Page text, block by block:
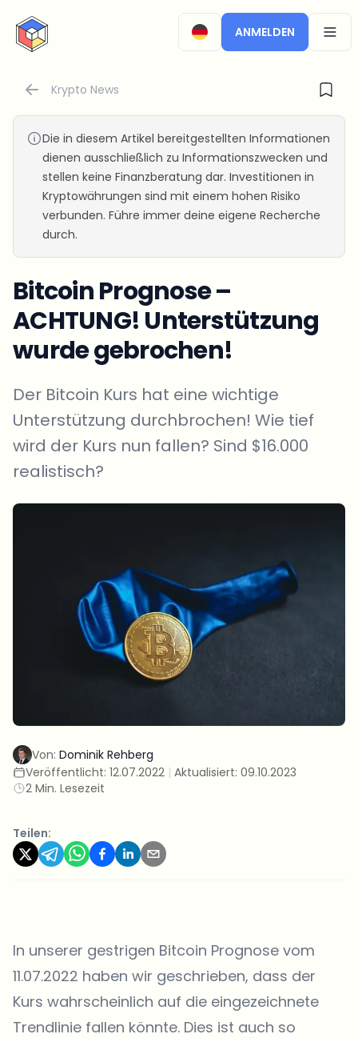
CryptoTicker
ANMELDEN
Krypto News
Die in diesem Artikel bereitgestellten Informationen
dienen ausschließlich zu Informationszwecken und
stellen keine Finanzberatung dar. Investitionen in
Kryptowährungen sind mit einem hohen Risiko
verbunden. Führe immer deine eigene Recherche
durch.
Bitcoin Prognose –
ACHTUNG! Unterstützung
wurde gebrochen!
Der Bitcoin Kurs hat eine wichtige
Unterstützung durchbrochen! Wie tief
wird der Kurs nun fallen? Sind $16.000
realistisch?
Von: Dominik Rehberg
Veröffentlicht: 12.07.2022 | Aktualisiert: 09.10.2023
2 Min. Lesezeit
Teilen:
In unserer gestrigen Bitcoin Prognose vom
11.07.2022 haben wir geschrieben, dass der
Kurs wahrscheinlich auf die eingezeichnete
Trendlinie fallen könnte. Dies ist auch so